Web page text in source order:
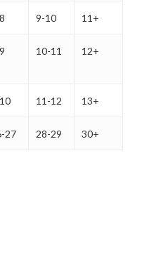
LIGNE9-10 11+
10-11 12+
11-12 13+
27 28-29 30+